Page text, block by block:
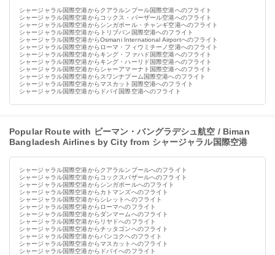
シャージャラル国際空港からクアラルンプール国際空港へのフライト
シャージャラル国際空港からコックス・バーザール空港へのフライト
シャージャラル国際空港からシンガポール・チャンギ空港へのフライト
シャージャラル国際空港からトリブバン国際空港へのフライト
シャージャラル国際空港からOsmani International Airportへのフライト
シャージャラル国際空港からローマ・フィウミチーノ空港へのフライト
シャージャラル国際空港からキング・ファハド国際空港へのフライト
シャージャラル国際空港からキング・ハーリド国際空港へのフライト
シャージャラル国際空港からシャーアマーナト国際空港へのフライト
シャージャラル国際空港からスワンナプーム国際空港へのフライト
シャージャラル国際空港からマスカット国際空港へのフライト
シャージャラル国際空港からドバイ国際空港へのフライト
Popular Route with ビーマン・バングラデシュ航空 / Biman
Bangladesh Airlines by City from シャージャラル国際空港
シャージャラル国際空港からクアラルンプールへのフライト
シャージャラル国際空港からコックスバザールへのフライト
シャージャラル国際空港からシンガポールへのフライト
シャージャラル国際空港からカトマンズへのフライト
シャージャラル国際空港からシレットへのフライト
シャージャラル国際空港からローマへのフライト
シャージャラル国際空港からダンマームへのフライト
シャージャラル国際空港からリヤドへのフライト
シャージャラル国際空港からチッタゴンへのフライト
シャージャラル国際空港からバンコクへのフライト
シャージャラル国際空港からマスカットへのフライト
シャージャラル国際空港からドバイへのフライト